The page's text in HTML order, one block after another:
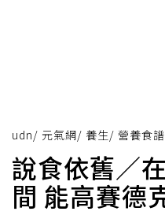
udn/ 元氣網/ 養生/ 營養食譜
說食依舊／
間 能高賽德